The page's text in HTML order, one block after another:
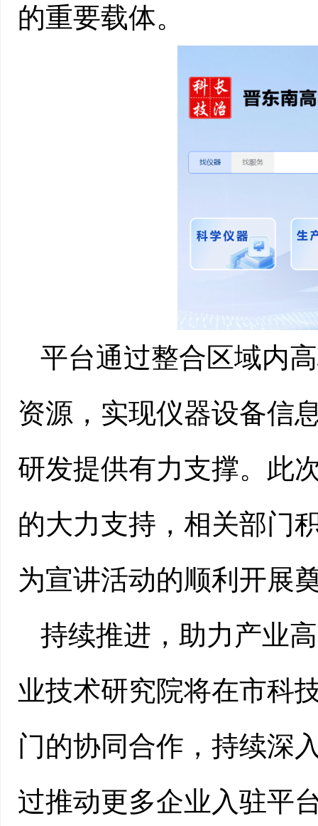
的重要载体。
平台通过整合区域内
资源，实现仪器设备信
研发提供有力支撑。此
的大力支持，相关部门
为宣讲活动的顺利开展
持续推进，助力产业
业技术研究院将在市科
门的协同合作，持续深
过推动更多企业入驻平